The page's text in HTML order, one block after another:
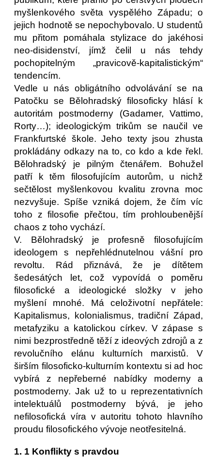
myšlenkového světa vyspělého Západu; o
jejich hodnotě se nepochybovalo. U studentů
mu přitom pomáhala stylizace do jakéhosi
neo-disidenství, jímž čelil u nás tehdy
pochopitelným „pravicově-kapitalistickým“
tendencím.
Vedle u nás obligátního odvolávání se na
Patočku se Bělohradský filosoficky hlásí k
autoritám postmoderny (Gadamer, Vattimo,
Rorty…); ideologickým trikům se naučil ve
Frankfurtské škole. Jeho texty jsou zhusta
prokládány odkazy na to, co kdo a kde řekl.
Bělohradský je pilným čtenářem. Bohužel
patří k těm filosofujícím autorům, u nichž
sečtělost myšlenkovou kvalitu zrovna moc
nezvyšuje. Spíše vzniká dojem, že čím víc
toho z filosofie přečtou, tím prohloubenější
chaos z toho vychází.
V. Bělohradský je profesně filosofujícím
ideologem s nepřehlédnutelnou vášní pro
revoltu. Rád přiznává, že je dítětem
šedesátých let, což vypovídá o poměru
filosofické a ideologické složky v jeho
myšlení mnohé. Má celoživotní nepřátele:
Kapitalismus, kolonialismus, tradiční Západ,
metafyziku a katolickou církev. V zápase s
nimi bezprostředně těží z ideových zdrojů a z
revolučního elánu kulturních marxistů. V
širším filosoficko-kulturním kontextu si ad hoc
vybírá z nepřeberné nabídky moderny a
postmoderny. Jak už to u reprezentativních
intelektuálů postmoderny bývá, je jeho
nefilosofická víra v autoritu tohoto hlavního
proudu filosofického vývoje neotřesitelná.
1. 1 Konflikty s pravdou